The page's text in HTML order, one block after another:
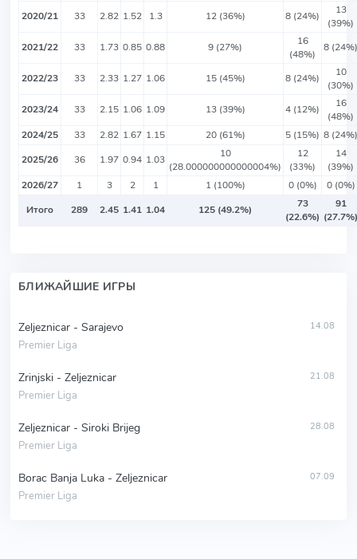
2020/21 33 2.82 1.52 1.3 12 (36%) 8 (24%)
13
(39%)
2021/22
33 1.73 0.85 0.88 9 (27%)
16
(48%)
8 (24%)
2022/23 33 2.33 1.27 1.06 15 (45%) 8 (24%)
10
(30%)
2023/24
33 2.15 1.06 1.09 13 (39%) 4 (12%)
16
(48%)
2024/25
33 2.82 1.67 1.15 20 (61%) 5 (15%) 8 (24%)
2025/26
36 1.97 0.94 1.03
10
(28.000000000000004%)
12
(33%)
14
(39%)
2026/27
1 3 2 1 1 (100%) 0 (0%)
0 (0%)
Итого
289 2.45 1.41 1.04 125 (49.2%)
73
(22.6%)
91
(27.7%)
БЛИЖАЙШИЕ ИГРЫ
Zeljeznicar - Sarajevo
Premier Liga
14.08
Zrinjski - Zeljeznicar
Premier Liga
21.08
Zeljeznicar - Siroki Brijeg
Premier Liga
28.08
Borac Banja Luka - Zeljeznicar
Premier Liga
07.09